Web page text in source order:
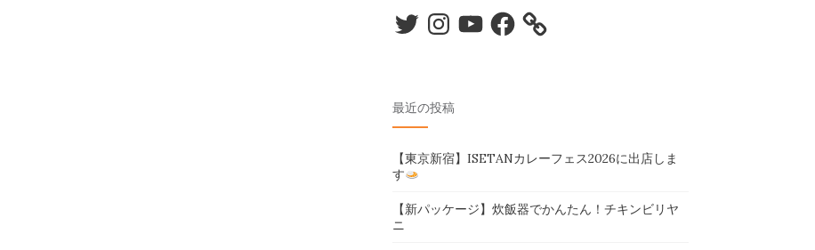
TwitterInstagramYouTubeFacebook
最近の投稿
【東京新宿】ISETANカレーフェス2026に出店しま
す
【新パッケージ】炊飯器でかんたん！チキンビリヤ
ニ